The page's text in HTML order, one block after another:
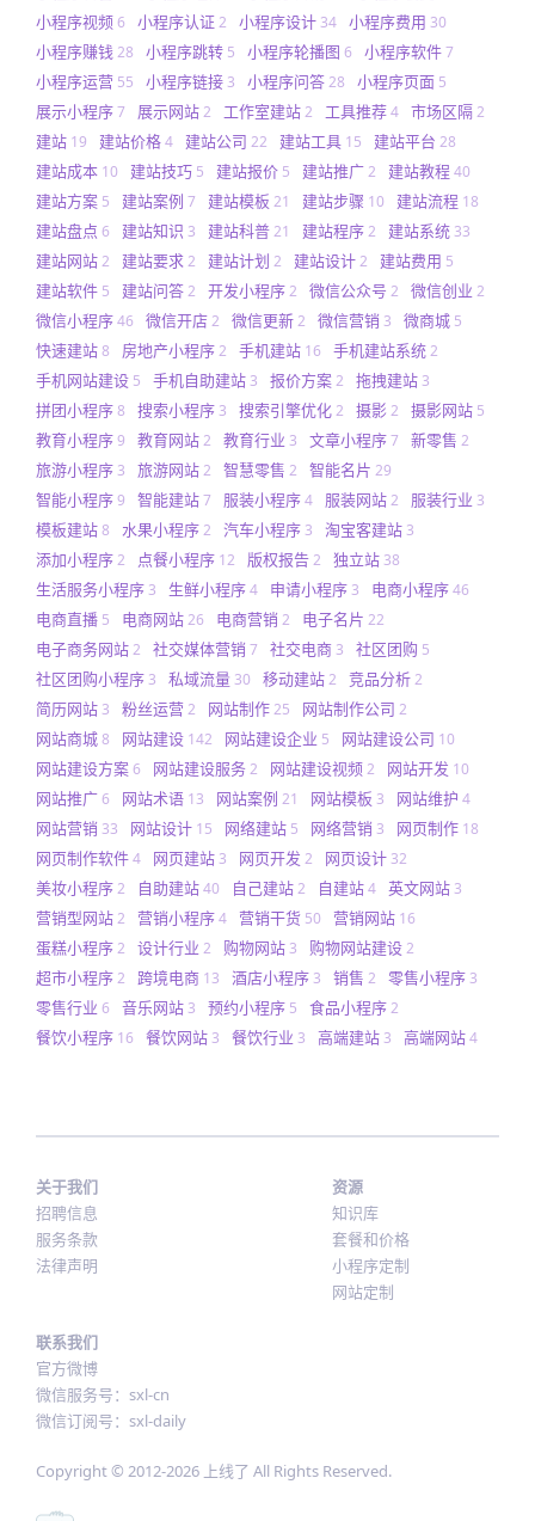
小程序视频6 小程序认证2 小程序设计 34 小程序费用 30
小程序赚钱28 小程序跳转 5 小程序轮播图 6 小程序软件7
小程序运营 55 小程序链接 3 小程序问答28 小程序页面 5
展示小程序7 展示网站2 工作室建站2 工具推荐4 市场区隔2
建站 19 建站价格4 建站公司 22 建站工具 15 建站平台 28
建站成本 10 建站技巧 5 建站报价 5 建站推广2 建站教程40
建站方案 5 建站案例 7 建站模板 21 建站步骤 10 建站流程 18
建站盘点 6 建站知识 3 建站科普21 建站程序2 建站系统 33
建站网站2 建站要求2 建站计划 2 建站设计2 建站费用 5
建站软件 5 建站问答2 开发小程序2 微信公众号 2 微信创业 2
微信小程序46 微信开店2 微信更新2 微信营销 3 微商城 5
快速建站8 房地产小程序2 手机建站 16 手机建站系统2
手机网站建设 5 手机自助建站 3 报价方案2 拖拽建站 3
拼团小程序8 搜索小程序 3 搜索引擎优化2 摄影2 摄影网站 5
教育小程序9 教育网站2 教育行业 3 文章小程序7 新零售 2
旅游小程序 3 旅游网站2 智慧零售 2 智能名片 29
智能小程序9 智能建站7 服装小程序4 服装网站2 服装行业 3
模板建站8 水果小程序2 汽车小程序 3 淘宝客建站 3
添加小程序2 点餐小程序 12 版权报告2 独立站 38
生活服务小程序 3 生鲜小程序4 申请小程序 3 电商小程序46
电商直播 5 电商网站26 电商营销 2 电子名片 22
电子商务网站2 社交媒体营销 7 社交电商 3 社区团购 5
社区团购小程序 3 私域流量 30 移动建站2 竞品分析2
简历网站 3 粉丝运营2 网站制作25 网站制作公司 2
网站商城8 网站建设 142 网站建设企业 5 网站建设公司 10
网站建设方案6 网站建设服务2 网站建设视频2 网站开发 10
网站推广6 网站术语 13 网站案例 21 网站模板 3 网站维护 4
网站营销 33 网站设计 15 网络建站 5 网络营销 3 网页制作 18
网页制作软件4 网页建站 3 网页开发 2 网页设计 32
美妆小程序2 自助建站40 自己建站2 自建站4 英文网站 3
营销型网站2 营销小程序4 营销干货 50 营销网站 16
蛋糕小程序2 设计行业 2 购物网站 3 购物网站建设2
超市小程序2 跨境电商 13 酒店小程序 3 销售 2 零售小程序 3
零售行业 6 音乐网站 3 预约小程序 5 食品小程序2
餐饮小程序 16 餐饮网站 3 餐饮行业 3 高端建站 3 高端网站4
关于我们
招聘信息
服务条款
法律声明
资源
知识库
套餐和价格
小程序定制
网站定制
联系我们
官方微博
微信服务号：sxl-cn
微信订阅号：sxl-daily
Copyright © 2012-2026 上线了 All Rights Reserved.